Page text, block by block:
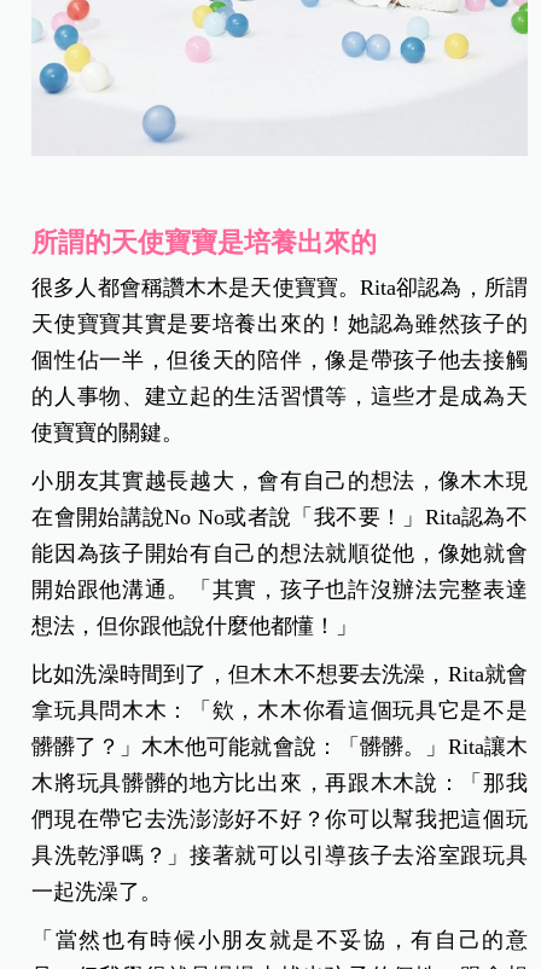
所謂的天使寶寶是培養出來的
很多人都會稱讚木木是天使寶寶。Rita卻認為，所謂
天使寶寶其實是要培養出來的！她認為雖然孩子的
個性佔一半，但後天的陪伴，像是帶孩子他去接觸
的人事物、建立起的生活習慣等，這些才是成為天
使寶寶的關鍵。
小朋友其實越長越大，會有自己的想法，像木木現
在會開始講說No No或者說「我不要！」Rita認為不
能因為孩子開始有自己的想法就順從他，像她就會
開始跟他溝通。「其實，孩子也許沒辦法完整表達
想法，但你跟他說什麼他都懂！」
比如洗澡時間到了，但木木不想要去洗澡，Rita就會
拿玩具問木木：「欸，木木你看這個玩具它是不是
髒髒了？」木木他可能就會說：「髒髒。」Rita讓木
木將玩具髒髒的地方比出來，再跟木木說：「那我
們現在帶它去洗澎澎好不好？你可以幫我把這個玩
具洗乾淨嗎？」接著就可以引導孩子去浴室跟玩具
一起洗澡了。
「當然也有時候小朋友就是不妥協，有自己的意